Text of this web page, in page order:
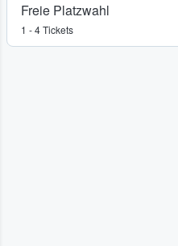
Freie Platzwahl
1 - 4 Tickets